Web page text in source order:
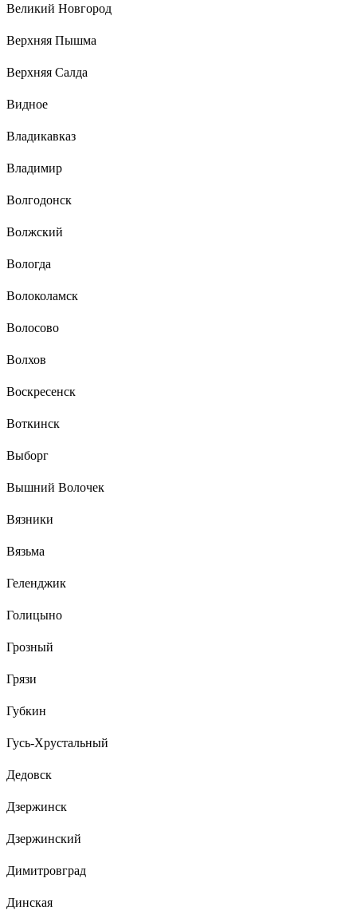
Великий Новгород
Верхняя Пышма
Верхняя Салда
Видное
Владикавказ
Владимир
Волгодонск
Волжский
Вологда
Волоколамск
Волосово
Волхов
Воскресенск
Воткинск
Выборг
Вышний Волочек
Вязники
Вязьма
Геленджик
Голицыно
Грозный
Грязи
Губкин
Гусь-Хрустальный
Дедовск
Дзержинск
Дзержинский
Димитровград
Динская